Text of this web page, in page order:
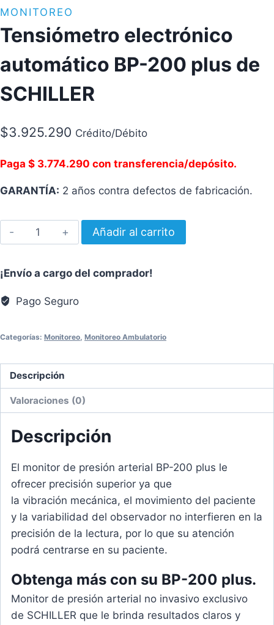
MONITOREO
Tensiómetro electrónico
automático BP-200 plus de
SCHILLER
$3.925.290 Crédito/Débito
Paga $ 3.774.290 con transferencia/depósito.
GARANTÍA: 2 años contra defectos de fabricación.
Tensiómetro
electrónico
BP-
plus
SCHILLER
Añadir al carrito
¡Envío a cargo del comprador!
Pago Seguro
Categorías: Monitoreo Monitoreo Ambulatorio
Descripción
Valoraciones (0)
Descripción
El monitor de presión arterial BP-200 plus le
ofrecer precisión superior ya que
la vibración mecánica, el movimiento del paciente
y la variabilidad del observador no interfieren en la
precisión de la lectura, por lo que su atención
podrá centrarse en su paciente.
Obtenga más con su BP-200 plus.
Monitor de presión arterial no invasivo exclusivo
de SCHILLER que le brinda resultados claros y